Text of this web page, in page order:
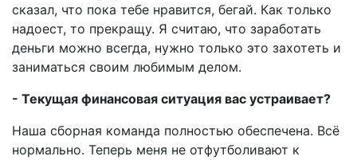
сказал, что пока тебе нравится, бегай. Как только
надоест, то прекращу. Я считаю, что заработать
деньги можно всегда, нужно только это захотеть и
заниматься своим любимым делом.
- Текущая финансовая ситуация вас устраивает?
Наша сборная команда полностью обеспечена. Всё
нормально. Теперь меня не отфутболивают к